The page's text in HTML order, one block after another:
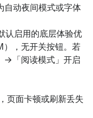
自动夜间模式或字体
启用的底层体验优
，无开关按钮。若
→「阅读模式」开启
页面卡顿或刷新丢失